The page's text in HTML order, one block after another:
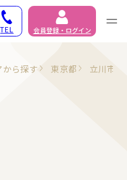
貸店舗で
TEL 会員登録・ログイン
から探す 東京都 立川市